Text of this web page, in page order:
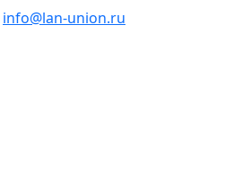
info@lan-union.ru